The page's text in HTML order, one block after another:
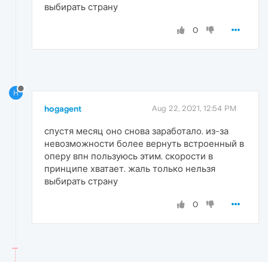
выбирать страну
0
H
hogagent Aug 22, 2021, 12:54 PM
спустя месяц оно снова заработало. из-за
невозможности более вернуть встроенный в
оперу впн пользуюсь этим. скорости в
принципе хватает. жаль только нельзя
выбирать страну
0